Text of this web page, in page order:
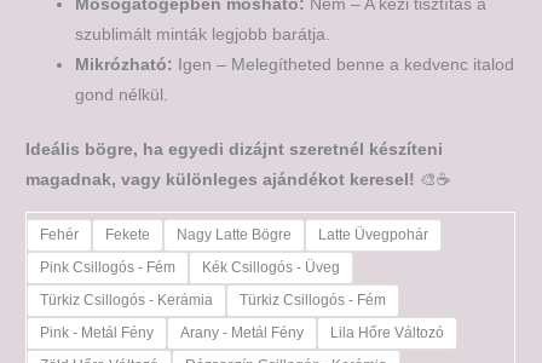
Mosogatógépben mosható: Nem – A kézi tisztítás a
szublimált minták legjobb barátja.
Mikrózható: Igen – Melegítheted benne a kedvenc italod
gond nélkül.
Ideális bögre, ha egyedi dizájnt szeretnél készíteni
magadnak, vagy különleges ajándékot keresel! 🎨☕
Fehér Fekete Nagy Latte Bögre
Latte Üvegpohár
Pink Csillogós - Fém
Kék Csillogós - Üveg
Türkiz Csillogós - Kerámia
Türkiz Csillogós - Fém
Pink - Metál Fény
Arany - Metál Fény
Lila Hőre Változó